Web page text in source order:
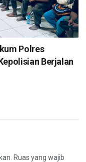
Polres
Berjalan
Ruas yang wajib